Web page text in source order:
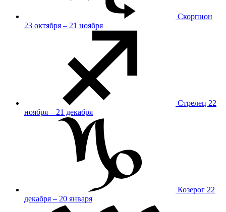
Скорпион
23 октября – 21 ноября
Стрелец 22
ноября – 21 декабря
Козерог 22
декабря – 20 января